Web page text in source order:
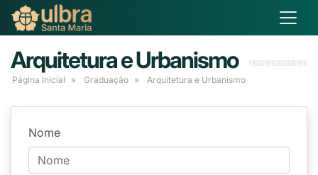
Arquitetura e Urbanismo
Página Inicial Graduação Arquitetura e Urbanismo
Nome